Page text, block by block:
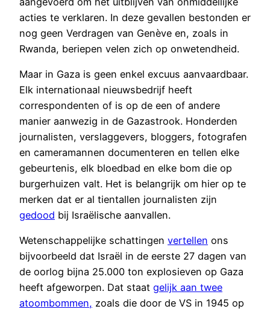
acties te verklaren. In deze gevallen bestonden er
nog geen Verdragen van Genève en, zoals in
Rwanda, beriepen velen zich op onwetendheid.
Maar in Gaza is geen enkel excuus aanvaardbaar.
Elk internationaal nieuwsbedrijf heeft
correspondenten of is op de een of andere
manier aanwezig in de Gazastrook. Honderden
journalisten, verslaggevers, bloggers, fotografen
en cameramannen documenteren en tellen elke
gebeurtenis, elk bloedbad en elke bom die op
burgerhuizen valt. Het is belangrijk om hier op te
merken dat er al tientallen journalisten zijn
gedood bij Israëlische aanvallen.
Wetenschappelijke schattingen vertellen ons
bijvoorbeeld dat Israël in de eerste 27 dagen van
de oorlog bijna 25.000 ton explosieven op Gaza
heeft afgeworpen. Dat staat gelijk aan twee
atoombommen, zoals die door de VS in 1945 op